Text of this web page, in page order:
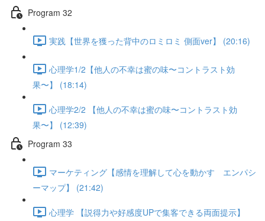
Program 32
実践【世界を獲った背中のロミロミ 側面ver】 (20:16)
心理学1/2【他人の不幸は蜜の味〜コントラスト効
果〜】 (18:14)
心理学2/2 【他人の不幸は蜜の味〜コントラスト効
果〜】 (12:39)
Program 33
マーケティング【感情を理解して心を動かす エンパシ
ーマップ】 (21:42)
心理学 【説得力や好感度UPで集客できる両面提示】